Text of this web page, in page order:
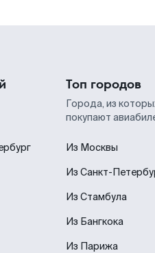
Топ городов
Города, из
покупают
Из Москвы
Из Санкт-
Из Стамбула
Из Бангкока
Из Парижа